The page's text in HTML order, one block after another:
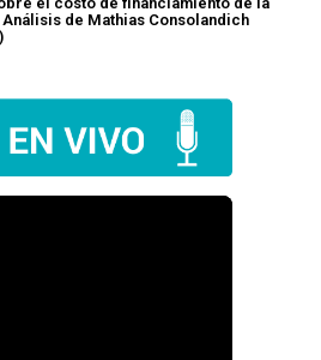
Análisis de Mathias Consolandich